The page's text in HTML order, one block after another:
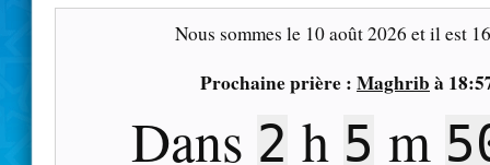
Nous sommes le 10 août 2026 et il est
Prochaine prière : Maghrib à
Dans 2 h 5 m